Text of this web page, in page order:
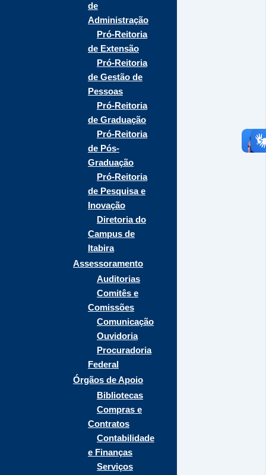
de
Administração
Pró-Reitoria
de Extensão
Pró-Reitoria
de Gestão de
Pessoas
Pró-Reitoria
de Graduação
Pró-Reitoria
de Pós-
Graduação
Pró-Reitoria
de Pesquisa e
Inovação
Diretoria do
Campus de
Itabira
Assessoramento
Auditorias
Comitês e
Comissões
Comunicação
Ouvidoria
Procuradoria
Federal
Órgãos de Apoio
Bibliotecas
Compras e
Contratos
Contabilidade
e Finanças
Serviços